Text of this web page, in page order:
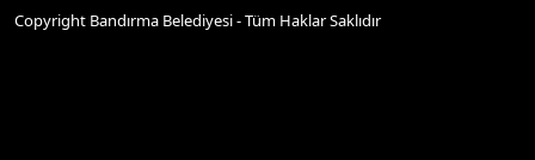
Copyright Bandırma Belediyesi - Tüm Haklar Saklıdır